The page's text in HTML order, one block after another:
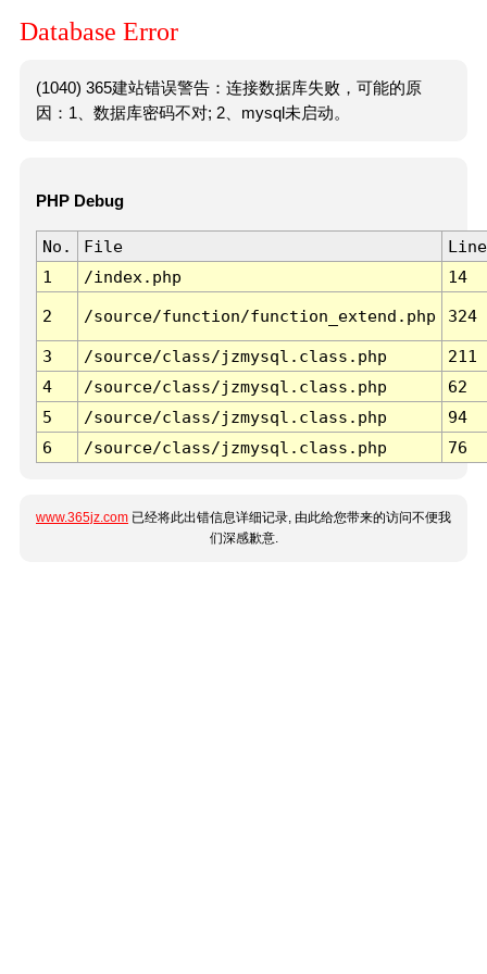
Database Error
(1040) 365建站错误警告：连接数据库失败，可能的原
因：1、数据库密码不对; 2、mysql未启动。
PHP Debug
No. File
Line
1
/index.php 14
2 /source/function/function_extend.php 324
3 /source/class/jzmysql.class.php
211
4
/source/class/jzmysql.class.php
62
5
/source/class/jzmysql.class.php
94
6
/source/class/jzmysql.class.php 76
www.365jz.com 已经将此出错信息详细记录, 由此给您带来的访问不便我
们深感歉意.